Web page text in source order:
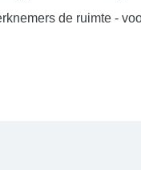
de ruimte -